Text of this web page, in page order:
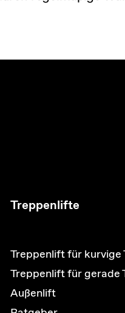
Treppenlifte
Treppenlift für kurvige
Treppenlift für gerade
Außenlift